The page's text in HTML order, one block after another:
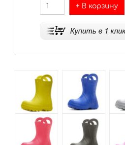
+ В корзину